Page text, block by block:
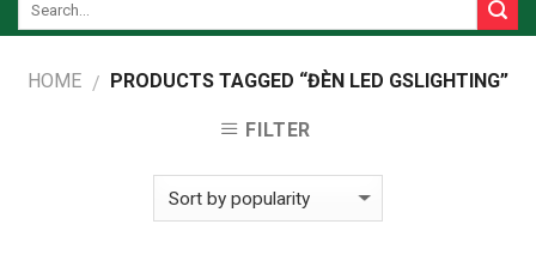
HOME / PRODUCTS TAGGED “ĐÈN LED GSLIGHTING”
FILTER